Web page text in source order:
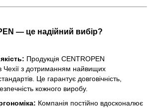
— це надійний вибір?
Продукція CENTROPEN
Чехії з дотриманням найвищих
Це гарантує довговічність,
кожного виробу.
Компанія постійно вдосконалює